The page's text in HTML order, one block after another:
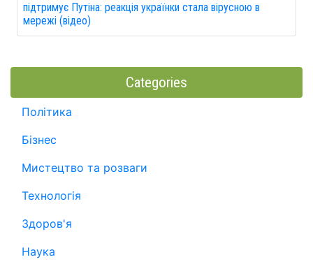
підтримує Путіна: реакція українки стала вірусною в
мережі (відео)
Categories
Політика
Бізнес
Мистецтво та розваги
Технологія
Здоров'я
Наука